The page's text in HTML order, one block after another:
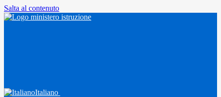
Salta al contenuto
Italiano